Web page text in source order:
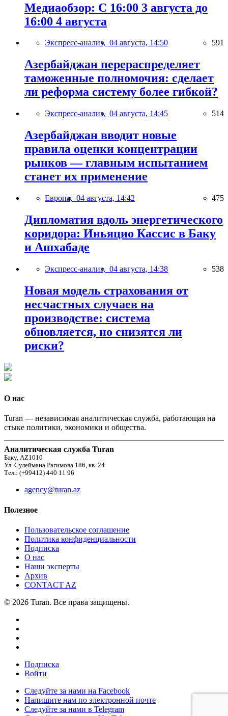
Медиаобзор: С 16:00 3 августа до
16:00 4 августа
Экспресс-анализ, 04 августа, 14:50 591
Азербайджан перераспределяет
таможенные полномочия: сделает
ли реформа систему более гибкой?
Экспресс-анализ, 04 августа, 14:45 514
Азербайджан вводит новые
правила оценки концентрации
рынков — главным испытанием
станет их применение
Европа, 04 августа, 14:42 475
Дипломатия вдоль энергетического
коридора: Иньяцио Кассис в Баку
и Ашхабаде
Экспресс-анализ, 04 августа, 14:38 538
Новая модель страхования от
несчастных случаев на
производстве: система
обновляется, но снизятся ли
риски?
О нас
Turan — независимая аналитическая служба, работающая на
стыке политики, экономики и общества.
Аналитическая служба Turan
Баку, AZ1010
Ул. Сулеймана Рагимова 186, кв. 24
Тел.: (+99412) 440 11 96
agency@turan.az
Полезное
Пользовательское соглашение
Политика конфиденциальности
Подписка
О нас
Наши эксперты
Архив
CONTACT AZ
© 2026 Turan. Все права защищены.
Подписка
Войти
Следуйте за нами на Facebook
Напишите нам по электронной почте
Следуйте за нами в Telegram